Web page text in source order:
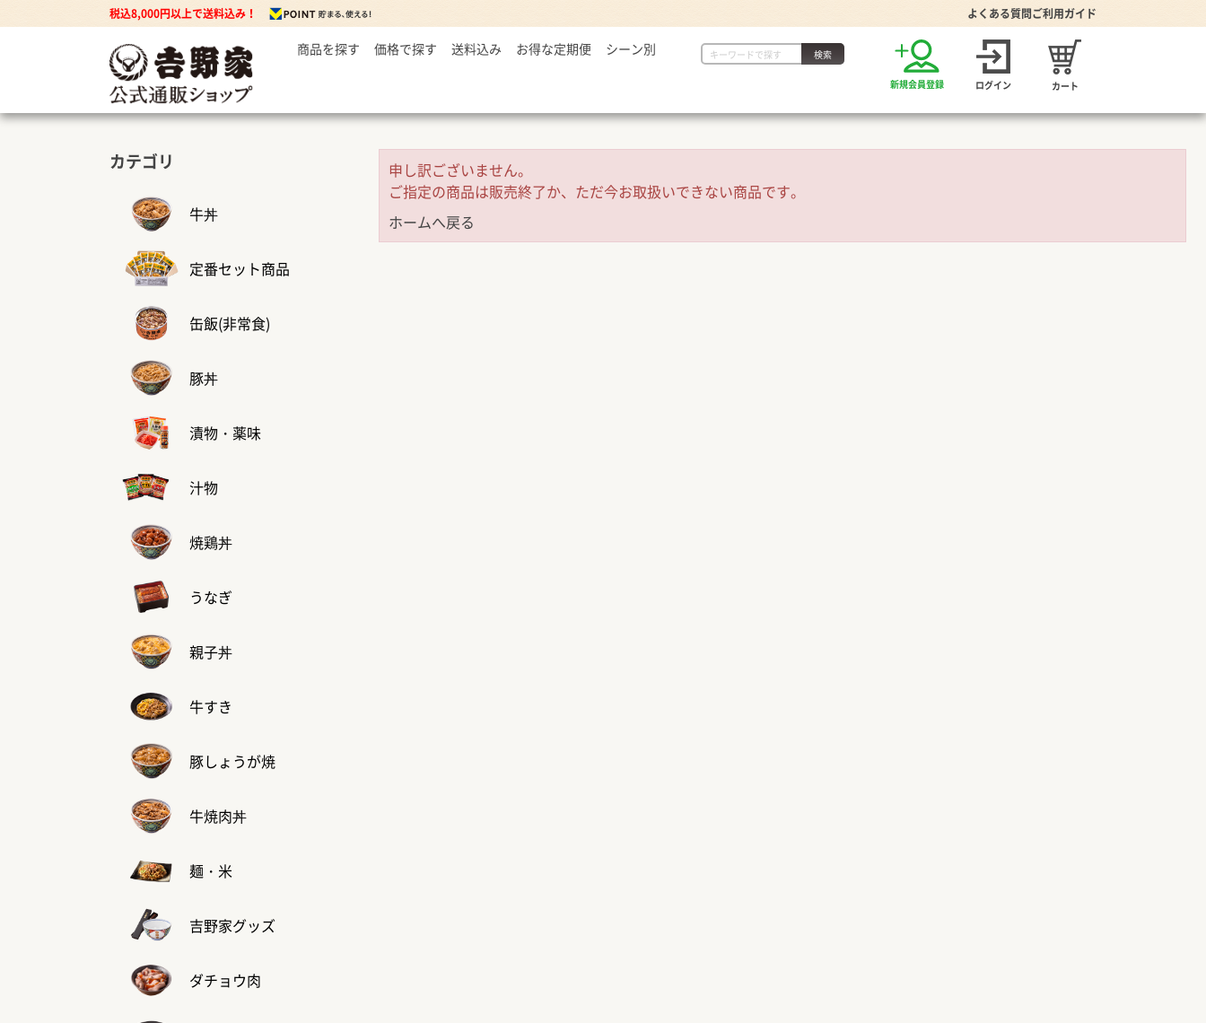
税込8,000円以上で送料込み！ よくある質問ご利用ガイド
商品を探す 牛丼の具 定番セット商品 漬物・薬味 お得な定期便
牛丼の具
から揚げ
豚しょうが焼
牛すき
麺類
ダチョウ肉
焼サーモン
紅生姜
お新香
唐辛子
とん汁
牛すい
価格で探す
～2,999円
5,001～7,000円
7,001円～
送料込み お得な定期便 シーン別
初めての方へ
贈り物に
定番セット商品
新規会員登録 ログイン カート
カテゴリ
牛丼
定番セット商品
缶飯(非常食)
豚丼
漬物・薬味
汁物
焼鶏丼
うなぎ
親子丼
牛すき
豚しょうが焼
牛焼肉丼
麺・米
吉野家グッズ
ダチョウ肉
申し訳ございません。
ご指定の商品は販売終了か、ただ今お取扱いできない商品です。
ホームへ戻る